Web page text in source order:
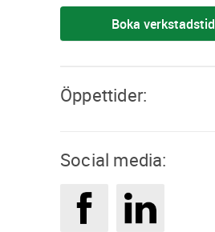
Boka verkstadstid
Öppettider:
Social media: